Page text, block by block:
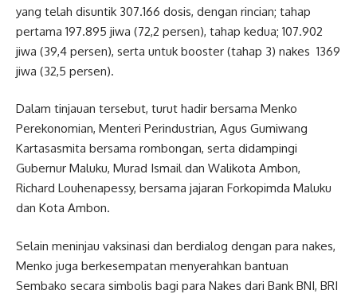
yang telah disuntik 307.166 dosis, dengan rincian; tahap
pertama 197.895 jiwa (72,2 persen), tahap kedua; 107.902
jiwa (39,4 persen), serta untuk booster (tahap 3) nakes 1369
jiwa (32,5 persen).
Dalam tinjauan tersebut, turut hadir bersama Menko
Perekonomian, Menteri Perindustrian, Agus Gumiwang
Kartasasmita bersama rombongan, serta didampingi
Gubernur Maluku, Murad Ismail dan Walikota Ambon,
Richard Louhenapessy, bersama jajaran Forkopimda Maluku
dan Kota Ambon.
Selain meninjau vaksinasi dan berdialog dengan para nakes,
Menko juga berkesempatan menyerahkan bantuan
Sembako secara simbolis bagi para Nakes dari Bank BNI, BRI